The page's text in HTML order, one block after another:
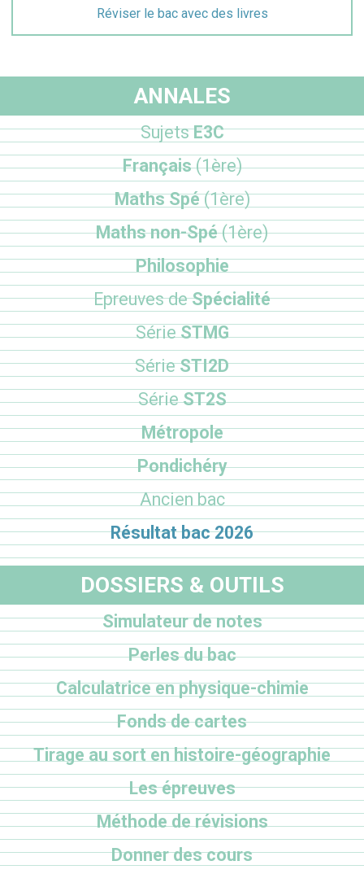
Réviser le bac avec des livres
ANNALES
SujetsE3C
Français(1ère)
Maths Spé(1ère)
Maths non-Spé(1ère)
Philosophie
Epreuves deSpécialité
SérieSTMG
SérieSTI2D
SérieST2S
Métropole
Pondichéry
Ancien bac
Résultat bac 2026
DOSSIERS & OUTILS
Simulateur de notes
Perles du bac
Calculatrice en physique-chimie
Fonds de cartes
Tirage au sort en histoire-géographie
Les épreuves
Méthode de révisions
Donner des cours